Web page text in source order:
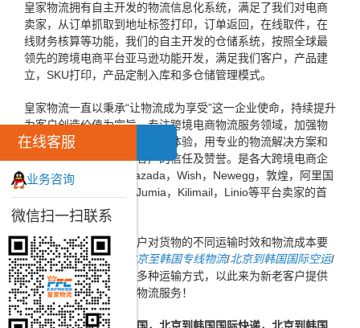
皇家物流拥有自主开发的物流信息化系统，满足了我们对电商
卖家，从订单抓取到地址标签打印，订单返回，在线取件，在
线财务核算等功能，我们的自主开发的仓储系统，按照全球最
领先的跨境电商平台亚马逊功能开发，满足我们客户，产品建
立，SKU打印，产品定制入库和多仓储管理模式。
皇家物流一直以秉承“让物流成为享受”这一企业使命，持续提升
为客户创造价值为宗旨，专注跨境电商物流服务领域，加强物
流信息化建设，不断提高客户体验，用专业的物流解决方案和
高效的服务赢得了广大客户的信任及赞誉。是各大跨境电商企
业，ebay，速卖通，Lazada，Wish，Newegg，敦煌，阿里国
际，亚马逊，Konga，Jumia，Kilimail，Linio等平台卖家的首
选跨境电商物流企业。
同时，为了方便广大客户对货物的不同运输时效和物流成本要
求，皇家物流特推出
北京至韩国专线物流/北京到韩国国际空运/
北京到韩国国际海运
等多种运输方式，以此来为新老客户提供
更加完善的一站式国际物流服务！
在线客服
业务咨询
微信扫一扫联系